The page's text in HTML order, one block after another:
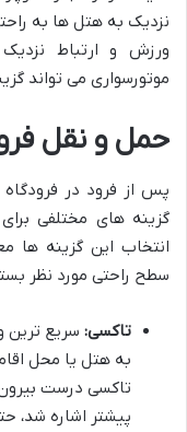
نزدیک به هتل ها به
ورزش و ارتباط
موتورسواری می تواند
حمل و نقل
گزینه های مختلفی
انتخاب این گزینه ها
سطح راحتی مورد نظر
تاکسی: سریع ترین
به هتل یا محل
تاکسی درست بیرون
پیشتر اشاره شد،